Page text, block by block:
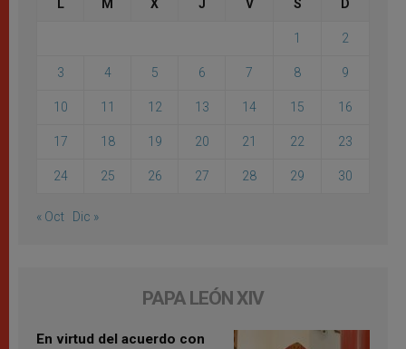
L M X J V S D
1 2
3 4 5 6 7 8 9
10 11 12 13 14 15 16
17 18 19 20 21 22 23
24 25 26 27 28 29 30
« Oct Dic »
PAPA LEÓN XIV
En virtud del acuerdo con